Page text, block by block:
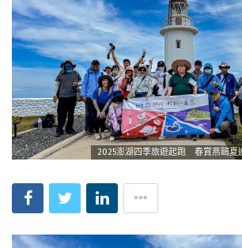
2025澎湖四季旅遊起跑 春賞燕鷗夏